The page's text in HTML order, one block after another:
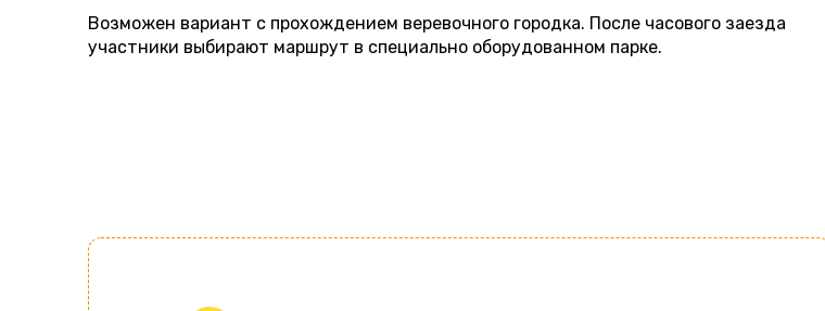
Возможен вариант с прохождением веревочного городка. После часового заезда
участники выбирают маршрут в специально оборудованном парке.